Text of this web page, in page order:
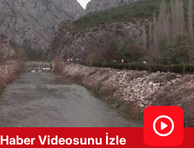
Haber Videosunu İzle